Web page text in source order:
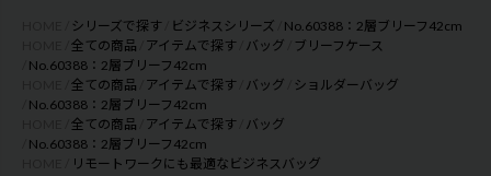
シリーズで探す ビジネスシリーズ
No.60388：2層ブリーフ42cm
全ての商品 アイテムで探す バッグ
ブリーフケース
No.60388：2層ブリーフ42cm
全ての商品 アイテムで探す バッグ
ショルダーバッグ
No.60388：2層ブリーフ42cm
全ての商品 アイテムで探す バッグ
No.60388：2層ブリーフ42cm
リモートワークにも最適なビジネスバッグ